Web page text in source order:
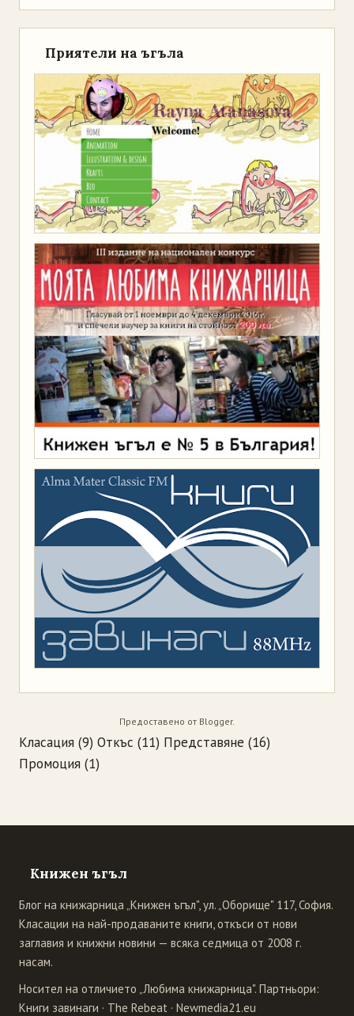
Приятели на ъгъла
Предоставено от Blogger.
Класация (9) Откъс (11) Представяне (16)
Промоция (1)
Книжен ъгъл
Блог на книжарница „Книжен ъгъл", ул. „Оборище" 117, София.
Класации на най-продаваните книги, откъси от нови
заглавия и книжни новини — всяка седмица от 2008 г.
насам.
Носител на отличието „Любима книжарница". Партньори:
Книги завинаги · The Rebeat · Newmedia21.eu